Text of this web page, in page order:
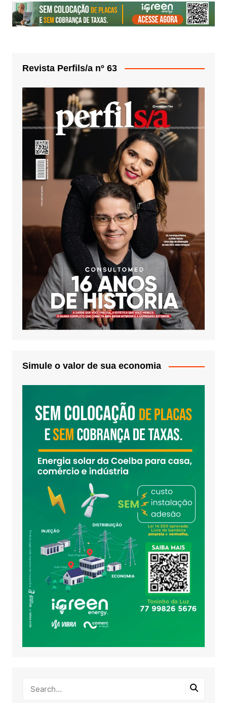
Revista Perfils/a nº 63
Simule o valor de sua economia